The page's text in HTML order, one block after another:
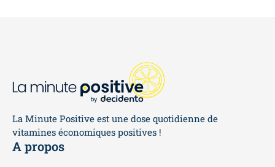
La Minute Positive est une dose quotidienne de
vitamines économiques positives !
A propos